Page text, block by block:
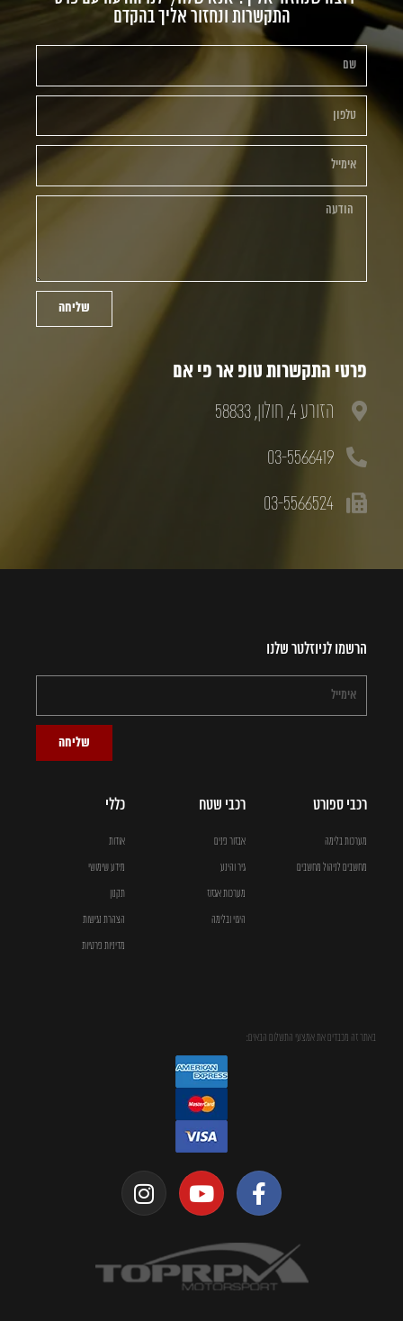
התקשרות ונחזור אליך בהקדם
שליחה
פרטי התקשרות טופ אר פי אם
הזורע 4, חולון, 58833
03-5566419
03-5566524
הרשמו לניוזלטר שלנו
שליחה
רכבי ספורט
מערכות בלימה
מחשבים לניהול מחשבים
רכבי שטח
אבזור פנים
גיר והינע
מערכות אגזוז
היגוי ובלימה
כללי
אודות
מידע שימושי
תקנון
הצהרת נגישות
מדיניות פרטיות
באתר זה מכבדים את אמצעי התשלום הבאים: